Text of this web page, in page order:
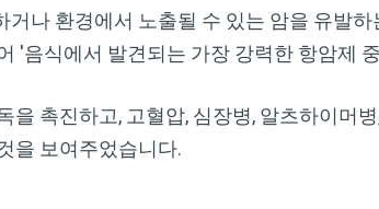
나 환경에서 노출될 수 있는 암을 유발
'음식에서 발견되는 가장 강력한 항암제
촉진하고, 고혈압, 심장병, 알츠하이머
을 보여주었습니다.